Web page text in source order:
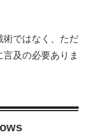
術ではなく、ただ
及の必要ありま